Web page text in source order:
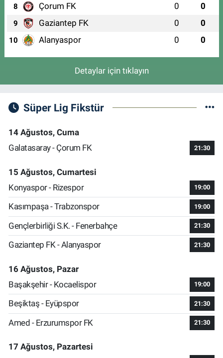
8 Çorum FK 0 0
9 Gaziantep FK 0 0
10 Alanyaspor 0 0
Detaylar için tıklayın
Süper Lig Fikstür
14 Ağustos, Cuma
Galatasaray - Çorum FK
21:30
15 Ağustos, Cumartesi
Konyaspor - Rizespor
19:00
Kasımpaşa - Trabzonspor 19:00
Gençlerbirliği S.K. - Fenerbahçe 21:30
Gaziantep FK - Alanyaspor 21:30
16 Ağustos, Pazar
Başakşehir - Kocaelispor
19:00
Beşiktaş - Eyüpspor 21:30
Amed - Erzurumspor FK 21:30
17 Ağustos, Pazartesi